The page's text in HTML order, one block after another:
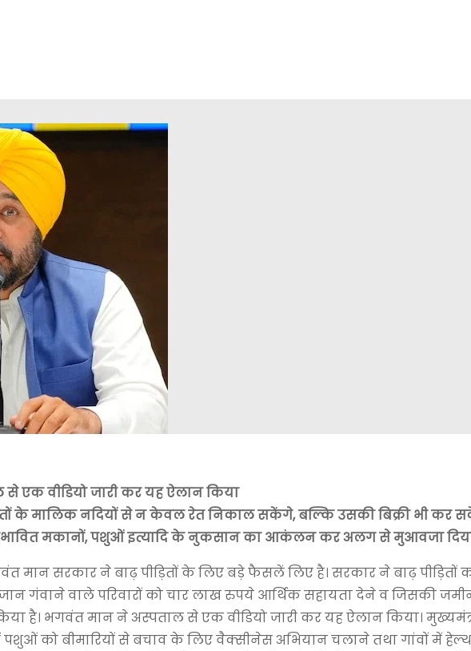
एक वीडियो जारी कर यह ऐलान किया
के मालिक नदियों से न केवल रेत निकाल सकेंगे, बल्कि उसकी बिक्री भी कर
मकानों, पशुओं इत्यादि के नुकसान का आकंलन कर अलग से मुआवजा
मान सरकार ने बाढ़ पीड़ितों के लिए बड़े फैसलें लिए है। सरकार ने बाढ़ पीड़ितों
गंवाने वाले परिवारों को चार लाख रुपये आर्थिक सहायता देने व जिसकी
है। भगवंत मान ने अस्पताल से एक वीडियो जारी कर यह ऐलान किया।
पशुओं को बीमारियों से बचाव के लिए वैक्सीनेस अभियान चलाने तथा गांवों में